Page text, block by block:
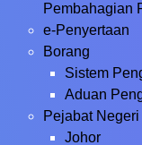
Pembahagian
e-Penyertaan
Borang
Sistem
Aduan
Pejabat Negeri
Johor